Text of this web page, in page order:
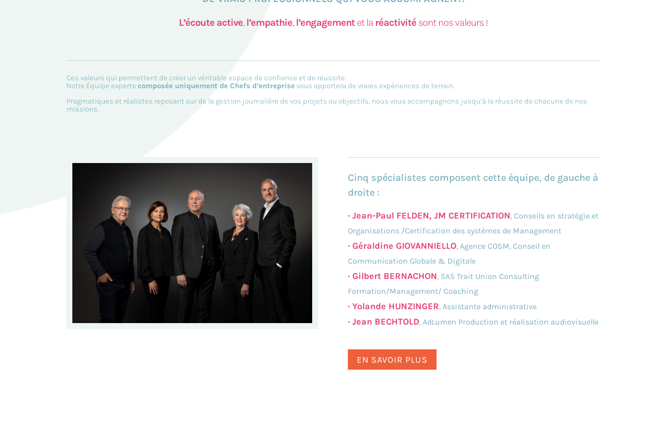
L’écoute active, l’empathie, l’engagementet la réactivitésont nos valeurs !‍
Ces valeurs qui permettent de créer un véritable espace de confiance et de réussite.
Notre Équipe expertecomposée uniquement de Chefs d’entreprisevous apportera de vraies expériences de terrain.
Pragmatiques et réalistes reposant sur de la gestion journalière de vos projets ou objectifs, nous vous accompagnons jusqu’à la réussite de chacune de nos
missions.
Cinq spécialistes composent cette équipe, de gauche à
droite :
· Jean-Paul FELDEN, JM CERTIFICATION, Conseils en stratégie et
Organisations /Certification des systèmes de Management
· Géraldine GIOVANNIELLO, Agence COSM, Conseil en
Communication Globale & Digitale
· Gilbert BERNACHON, SAS Trait Union Consulting
Formation/Management/ Coaching
· Yolande HUNZINGER, Assistante administrative
· Jean BECHTOLD, AdLumen Production et réalisation audiovisuelle
EN SAVOIR PLUS